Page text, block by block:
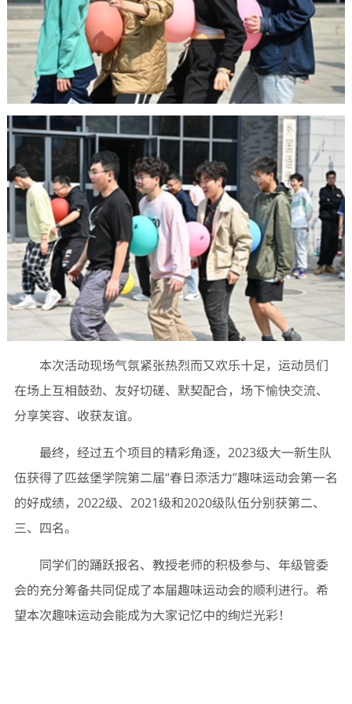
本次活动现场气氛紧张热烈而又欢乐十足，运动员们
在场上互相鼓劲、友好切磋、默契配合，场下愉快交流、
分享笑容、收获友谊。
最终，经过五个项目的精彩角逐，2023级大一新生队
伍获得了匹兹堡学院第二届“春日添活力”趣味运动会第一名
的好成绩，2022级、2021级和2020级队伍分别获第二、
三、四名。
同学们的踊跃报名、教授老师的积极参与、年级管委
会的充分筹备共同促成了本届趣味运动会的顺利进行。希
望本次趣味运动会能成为大家记忆中的绚烂光彩！